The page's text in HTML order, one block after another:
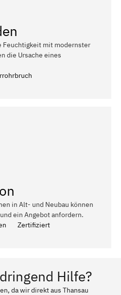
Feuchtigkeit mit modernster
die Ursache eines
in Alt- und Neubau können
ein Angebot anfordern.
Zertifiziert
Hilfe?
da wir direkt aus Thansau